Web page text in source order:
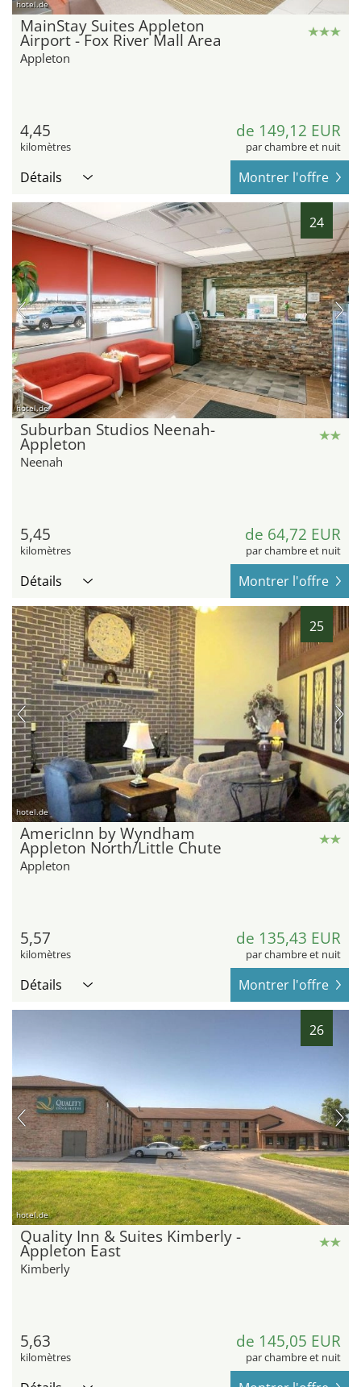
hotel.de
MainStay Suites Appleton
Airport - Fox River Mall Area
Appleton
4,45
kilomètres
de 149,12 EUR
par chambre et nuit
Détails Montrer l'offre
24
hotel.de
Suburban Studios Neenah-
Appleton
Neenah
5,45
kilomètres
de 64,72 EUR
par chambre et nuit
Détails Montrer l'offre
25
hotel.de
AmericInn by Wyndham
Appleton North/Little Chute
Appleton
5,57
kilomètres
de 135,43 EUR
par chambre et nuit
Détails Montrer l'offre
26
hotel.de
Quality Inn & Suites Kimberly -
Appleton East
Kimberly
5,63
kilomètres
de 145,05 EUR
par chambre et nuit